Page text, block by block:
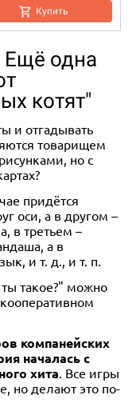
Купить
Ещё одна
котят"
и отгадывать
товарищем
но с
придётся
оси, а в другом –
в третьем –
а в
и т. д., и т. п.
такое?" можно
компанейских
началась с
хита . Все игры
но делают это по-